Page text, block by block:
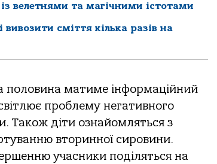
велетнями та магічними істотами
сміття кілька разів на
половина матиме інформаційний
проблему негативного
Також діти ознайомляться з
вторинної сировини.
учасники поділяться на